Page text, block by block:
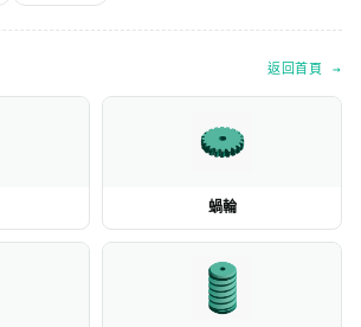
返回首頁 →
蝸輪